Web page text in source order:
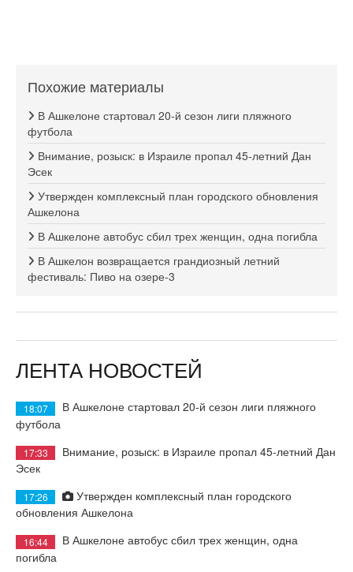
Похожие материалы
В Ашкелоне стартовал 20-й сезон лиги пляжного
футбола
Внимание, розыск: в Израиле пропал 45-летний Дан
Эсек
Утвержден комплексный план городского обновления
Ашкелона
В Ашкелоне автобус сбил трех женщин, одна погибла
В Ашкелон возвращается грандиозный летний
фестиваль: Пиво на озере-3
ЛЕНТА НОВОСТЕЙ
18:07
В Ашкелоне стартовал 20-й сезон лиги пляжного
футбола
17:33
Внимание, розыск: в Израиле пропал 45-летний Дан
Эсек
17:26
Утвержден комплексный план городского
обновления Ашкелона
16:44
В Ашкелоне автобус сбил трех женщин, одна
погибла